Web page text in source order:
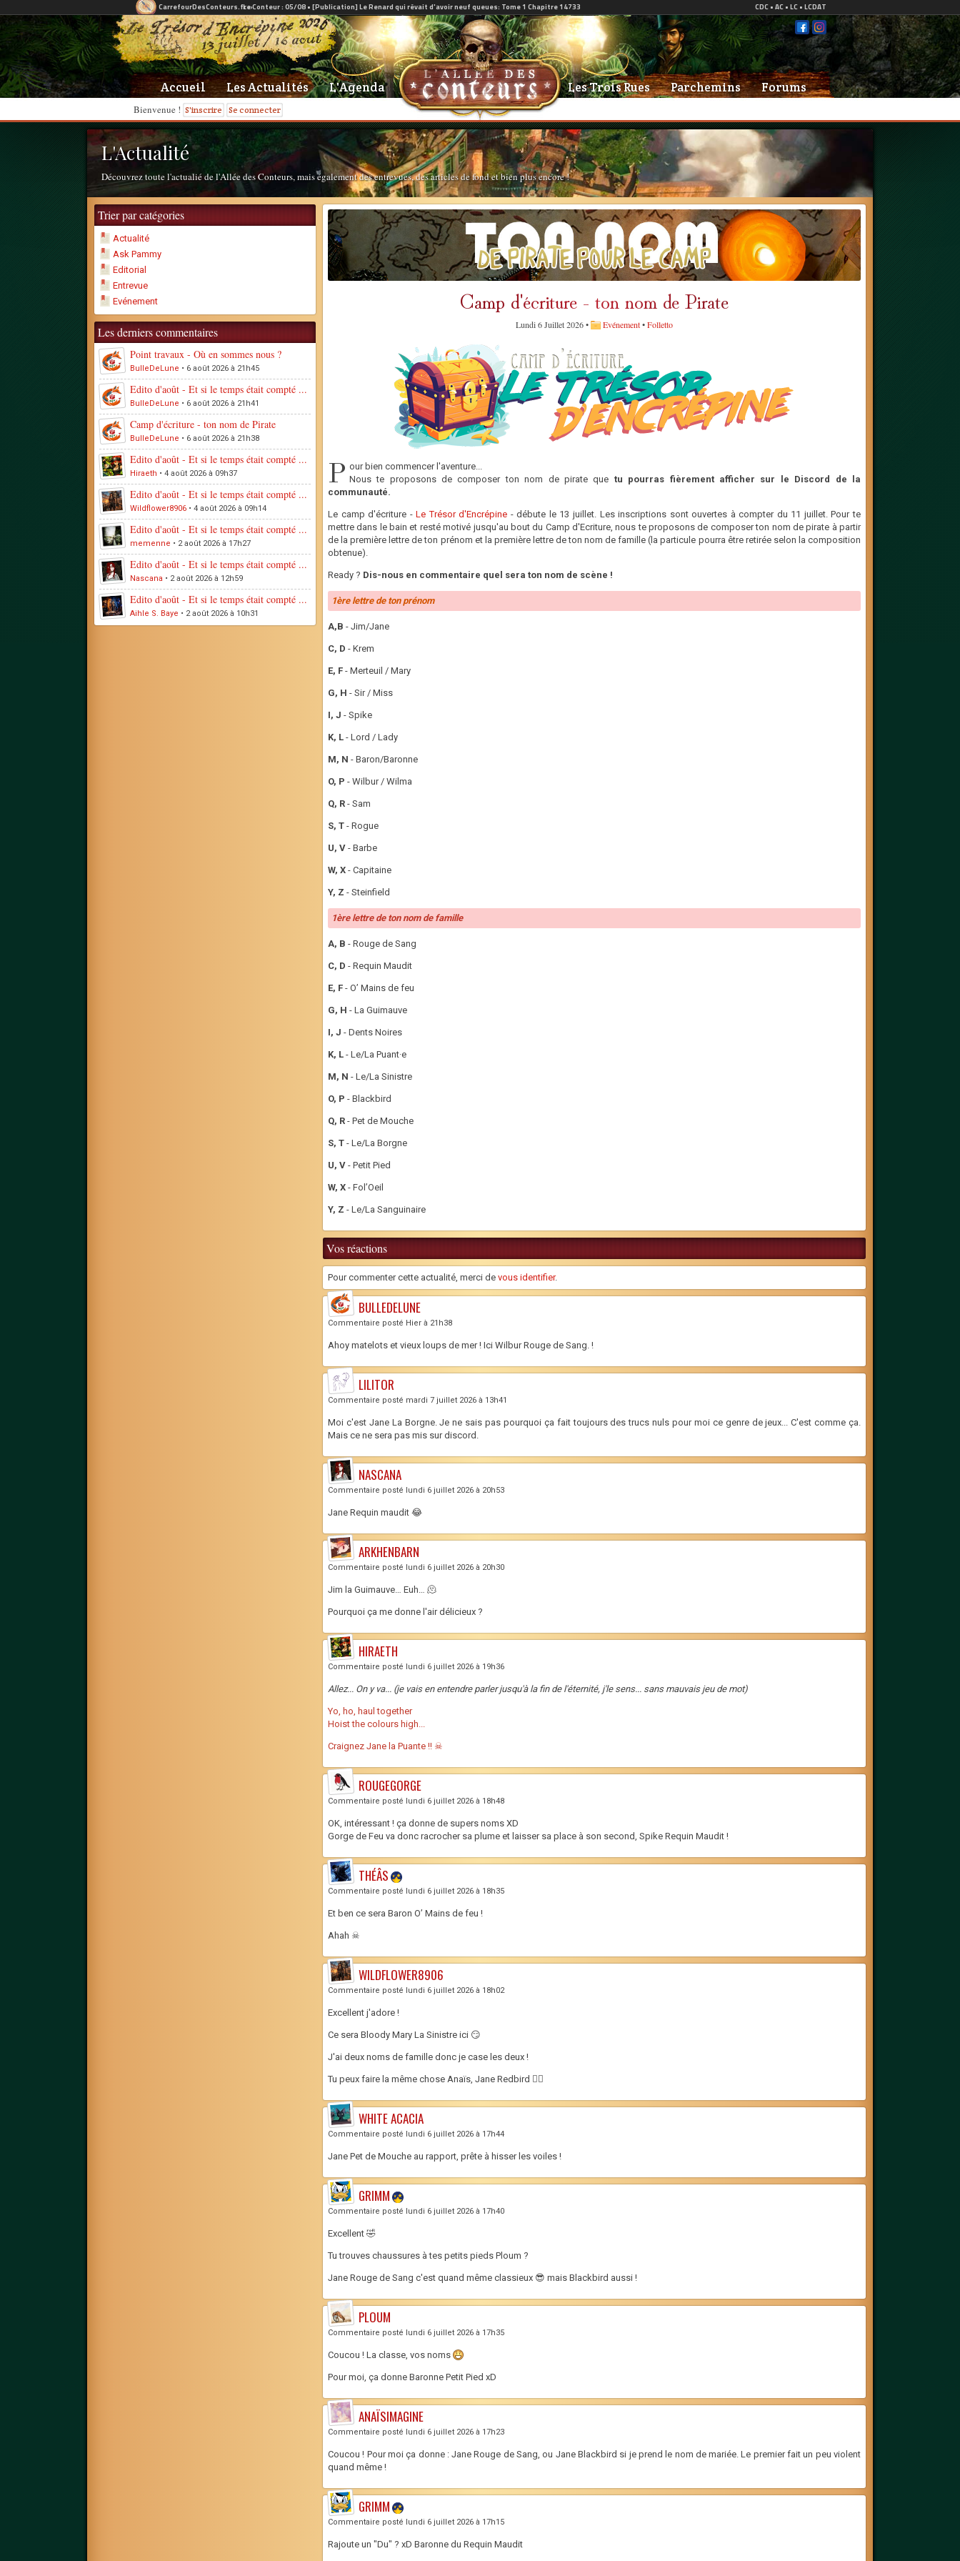
Bienvenue ! S'inscrire Se connecter
Accueil Les Actualités L'Agenda Les Trois Rues Parchemins Forums
L'Actualité
Découvrez toute l'actualié de l'Allée des Conteurs, mais également des entrevues, des articles de fond et bien plus encore !
Trier par catégories
Actualité
Ask Pammy
Editorial
Entrevue
Evénement
Les derniers commentaires
Point travaux - Où en sommes nous ?
BulleDeLune • 6 août 2026 à 21h45
Edito d'août - Et si le temps était compté ...
BulleDeLune • 6 août 2026 à 21h41
Camp d'écriture - ton nom de Pirate
BulleDeLune • 6 août 2026 à 21h38
Edito d'août - Et si le temps était compté ...
Hiraeth • 4 août 2026 à 09h37
Edito d'août - Et si le temps était compté ...
Wildflower8906 • 4 août 2026 à 09h14
Edito d'août - Et si le temps était compté ...
memenne • 2 août 2026 à 17h27
Edito d'août - Et si le temps était compté ...
Nascana • 2 août 2026 à 12h59
Edito d'août - Et si le temps était compté ...
Aihle S. Baye • 2 août 2026 à 10h31
Camp d'écriture - ton nom de Pirate
Lundi 6 Juillet 2026 • Evénement•Folletto
P our bien commencer l'aventure...
Nous te proposons de composer ton nom de pirate que tu pourras fièrement afficher sur le Discord de la
communauté.
Le camp d'écriture -Le Trésor d'Encrépine - débute le 13 juillet. Les inscriptions sont ouvertes à compter du 11 juillet. Pour te
mettre dans le bain et resté motivé jusqu'au bout du Camp d'Ecriture, nous te proposons de composer ton nom de pirate à partir
de la première lettre de ton prénom et la première lettre de ton nom de famille (la particule pourra être retirée selon la composition
obtenue).
Ready ? Dis-nous en commentaire quel sera ton nom de scène !
1ère lettre de ton prénom
A,B - Jim/Jane
C, D - Krem
E, F - Merteuil / Mary
G, H - Sir / Miss
I, J - Spike
K, L - Lord / Lady
M, N - Baron/Baronne
O, P - Wilbur / Wilma
Q, R - Sam
S, T - Rogue
U, V - Barbe
W, X - Capitaine
Y, Z - Steinfield
1ère lettre de ton nom de famille
A, B - Rouge de Sang
C, D - Requin Maudit
E, F - O’ Mains de feu
G, H - La Guimauve
I, J - Dents Noires
K, L - Le/La Puant·e
M, N - Le/La Sinistre
O, P - Blackbird
Q, R - Pet de Mouche
S, T - Le/La Borgne
U, V - Petit Pied
W, X - Fol’Oeil
Y, Z - Le/La Sanguinaire
Vos réactions
Pour commenter cette actualité, merci de vous identifier.
BULLEDELUNE
Commentaire posté Hier à 21h38
Ahoy matelots et vieux loups de mer ! Ici Wilbur Rouge de Sang. !
LILITOR
Commentaire posté mardi 7 juillet 2026 à 13h41
Moi c'est Jane La Borgne. Je ne sais pas pourquoi ça fait toujours des trucs nuls pour moi ce genre de jeux... C'est comme ça.
Mais ce ne sera pas mis sur discord.
NASCANA
Commentaire posté lundi 6 juillet 2026 à 20h53
Jane Requin maudit 😂
ARKHENBARN
Commentaire posté lundi 6 juillet 2026 à 20h30
Jim la Guimauve… Euh… 🫠
Pourquoi ça me donne l'air délicieux ?
HIRAETH
Commentaire posté lundi 6 juillet 2026 à 19h36
Allez... On y va... (je vais en entendre parler jusqu'à la fin de l'éternité, j'le sens... sans mauvais jeu de mot)
Yo, ho, haul together
Hoist the colours high...
Craignez Jane la Puante !! ☠
ROUGEGORGE
Commentaire posté lundi 6 juillet 2026 à 18h48
OK, intéressant ! ça donne de supers noms XD
Gorge de Feu va donc racrocher sa plume et laisser sa place à son second, Spike Requin Maudit !
THÉÂS
Commentaire posté lundi 6 juillet 2026 à 18h35
Et ben ce sera Baron O’ Mains de feu !
Ahah ☠
WILDFLOWER8906
Commentaire posté lundi 6 juillet 2026 à 18h02
Excellent j'adore !
Ce sera Bloody Mary La Sinistre ici 😏
J'ai deux noms de famille donc je case les deux !
Tu peux faire la même chose Anaïs, Jane Redbird 👌🏻
WHITE ACACIA
Commentaire posté lundi 6 juillet 2026 à 17h44
Jane Pet de Mouche au rapport, prête à hisser les voiles !
GRIMM
Commentaire posté lundi 6 juillet 2026 à 17h40
Excellent 🤣
Tu trouves chaussures à tes petits pieds Ploum ?
Jane Rouge de Sang c'est quand même classieux 😎 mais Blackbird aussi !
PLOUM
Commentaire posté lundi 6 juillet 2026 à 17h35
Coucou ! La classe, vos noms
Pour moi, ça donne Baronne Petit Pied xD
ANAÏSIMAGINE
Commentaire posté lundi 6 juillet 2026 à 17h23
Coucou ! Pour moi ça donne : Jane Rouge de Sang, ou Jane Blackbird si je prend le nom de mariée. Le premier fait un peu violent
quand même !
GRIMM
Commentaire posté lundi 6 juillet 2026 à 17h15
Rajoute un "Du" ? xD Baronne du Requin Maudit